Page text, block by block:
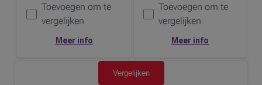
Voeg de
Toevoegen om te
vergelijken
toe om te vergelijken
Meer info
Voeg de
Toevoegen om te
vergelijken
toe om te vergelijken
Meer info
Vergelijken